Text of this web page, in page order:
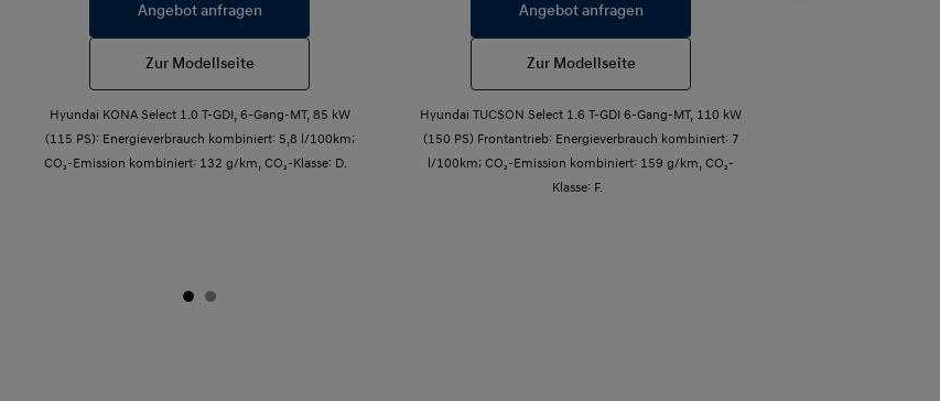
Angebot anfragen
Zur Modellseite
Hyundai KONA Select 1.0 T-GDI, 6-Gang-MT, 85 kW
(115 PS): Energieverbrauch kombiniert: 5,8 l/100km;
CO₂-Emission kombiniert: 132 g/km, CO₂-Klasse: D.
Angebot anfragen
Zur Modellseite
Hyundai TUCSON Select 1.6 T-GDI 6-Gang-MT, 110 kW
(150 PS) Frontantrieb: Energieverbrauch kombiniert: 7
l/100km; CO₂-Emission kombiniert: 159 g/km, CO₂-
Klasse: F.